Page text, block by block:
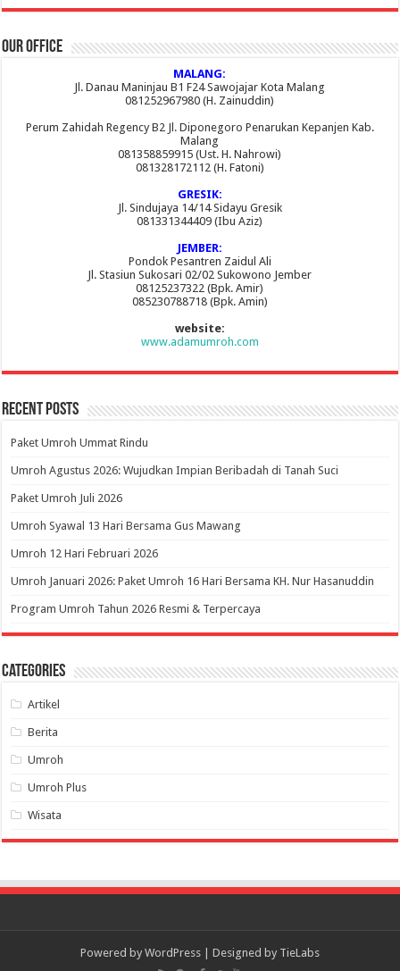
Our Office
MALANG:
Jl. Danau Maninjau B1 F24 Sawojajar Kota Malang
081252967980 (H. Zainuddin)
Perum Zahidah Regency B2 Jl. Diponegoro Penarukan Kepanjen Kab.
Malang
081358859915 (Ust. H. Nahrowi)
081328172112 (H. Fatoni)
GRESIK:
Jl. Sindujaya 14/14 Sidayu Gresik
081331344409 (Ibu Aziz)
JEMBER:
Pondok Pesantren Zaidul Ali
Jl. Stasiun Sukosari 02/02 Sukowono Jember
08125237322 (Bpk. Amir)
085230788718 (Bpk. Amin)
website:
www.adamumroh.com
Recent Posts
Paket Umroh Ummat Rindu
Umroh Agustus 2026: Wujudkan Impian Beribadah di Tanah Suci
Paket Umroh Juli 2026
Umroh Syawal 13 Hari Bersama Gus Mawang
Umroh 12 Hari Februari 2026
Umroh Januari 2026: Paket Umroh 16 Hari Bersama KH. Nur Hasanuddin
Program Umroh Tahun 2026 Resmi & Terpercaya
Categories
Artikel
Berita
Umroh
Umroh Plus
Wisata
Powered by WordPress | Designed by TieLabs